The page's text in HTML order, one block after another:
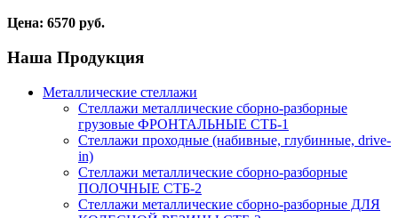
Цена: 6570 руб.
Наша Продукция
Металлические стеллажи
Стеллажи металлические сборно-разборные
грузовые ФРОНТАЛЬНЫЕ СТБ-1
Стеллажи проходные (набивные, глубинные, drive-
in)
Стеллажи металлические сборно-разборные
ПОЛОЧНЫЕ СТБ-2
Стеллажи металлические сборно-разборные ДЛЯ